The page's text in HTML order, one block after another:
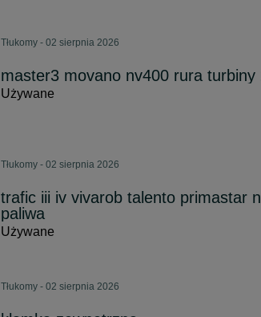
Tłukomy - 02 sierpnia 2026
master3 movano nv400 rura turbiny
Używane
Tłukomy - 02 sierpnia 2026
trafic iii iv vivarob talento primastar
paliwa
Używane
Tłukomy - 02 sierpnia 2026